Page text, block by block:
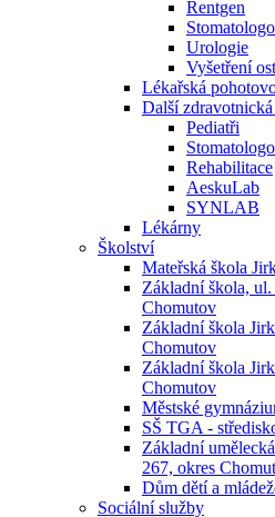
Rentgen
Urologie
Vyšetření
Lékařská
Další
Pediatři
Rehabilitace
AeskuLab
SYNLAB
Lékárny
Školství
Mateřská škola
Základní škola,
Chomutov
Základní škola
Chomutov
Základní škola
Chomutov
Městské
SŠ TGA -
Základní
267, okres
Dům dětí a
Sociální služby